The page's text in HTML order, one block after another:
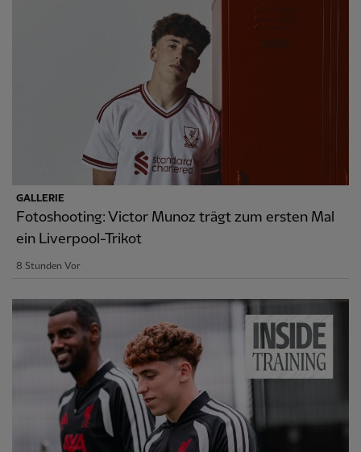
GALLERIE
Fotoshooting: Victor Munoz trägt zum ersten Mal
ein Liverpool-Trikot
8 Stunden Vor